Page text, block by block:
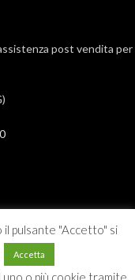
post vendita per
pulsante "Accetto" si
Accetta
o più cookie tramite